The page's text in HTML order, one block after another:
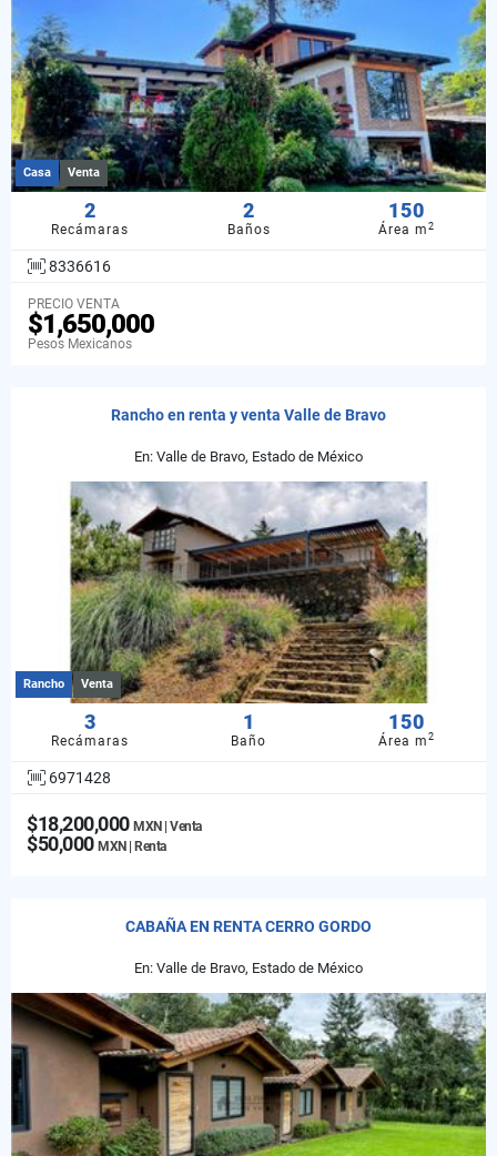
Casa Venta
2
Recámaras
2
Baños
150
Área m2
8336616
PRECIO VENTA
$1,650,000
Pesos Mexicanos
Rancho en renta y venta Valle de Bravo
En: Valle de Bravo, Estado de México
Rancho Venta
3
Recámaras
1
Baño
150
Área m2
6971428
$18,200,000 MXN | Venta
$50,000 MXN | Renta
CABAÑA EN RENTA CERRO GORDO
En: Valle de Bravo, Estado de México